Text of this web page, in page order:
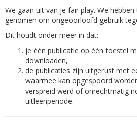
We gaan uit van je fair play. We
genomen om ongeoorloofd gebruik
Dit houdt onder meer in dat:
je één publicatie op één toestel
downloaden,
de publicaties zijn uitgerust met
waarmee kan opgespoord
verspreid werd of onrechtmatig
uitleenperiode.